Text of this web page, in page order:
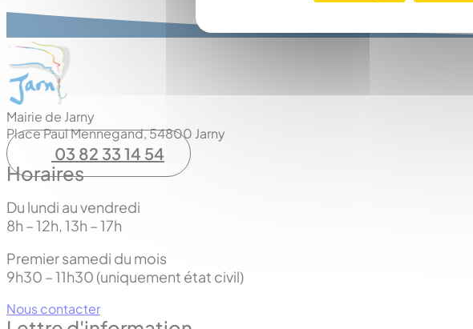
Mairie de Jarny
Place Paul Mennegand, 54800 Jarny
03 82 33 14 54
Horaires
Du lundi au vendredi
8h – 12h, 13h – 17h
Premier samedi du mois
9h30 – 11h30 (uniquement état civil)
Nous contacter